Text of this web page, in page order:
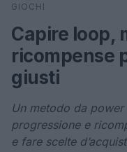
Cerca
GIOCHI
Capire loop,
ricompense
giusti
Un metodo da
progressione e
e fare scelte